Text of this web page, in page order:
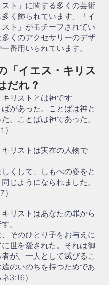
ト」に関する多くの芸術
く飾られています。「イ
ト」がモチーフされてい
多くのアクセサリーのデザ
番用いられています。
「イエス・キリス
だれ？
リストとは神です。
があった。ことばは神と
。ことばは神であった。
キリストは実在の人物で
くして、しもべの姿をと
じようになられました。
キリストはあなたの罪から
。
そのひとり子をお与えに
世を愛された。それは御
が、一人として滅びるこ
遠のいのちを持つためであ
3:16）